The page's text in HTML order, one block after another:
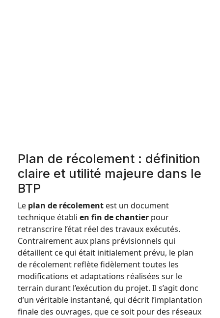
Plan de récolement : définition
claire et utilité majeure dans le
BTP
Le plan de récolement est un document
technique établi en fin de chantier pour
retranscrire l’état réel des travaux exécutés.
Contrairement aux plans prévisionnels qui
détaillent ce qui était initialement prévu, le plan
de récolement reflète fidèlement toutes les
modifications et adaptations réalisées sur le
terrain durant l’exécution du projet. Il s’agit donc
d’un véritable instantané, qui décrit l’implantation
finale des ouvrages, que ce soit pour des réseaux